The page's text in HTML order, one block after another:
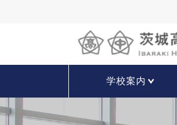
学校案内